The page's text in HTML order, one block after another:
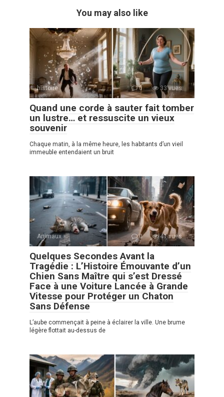
You may also like
histoire 0 33 vues
Quand une corde à sauter fait tomber
un lustre… et ressuscite un vieux
souvenir
Chaque matin, à la même heure, les habitants d’un vieil
immeuble entendaient un bruit
Animaux 0 41 vues
Quelques Secondes Avant la
Tragédie : L’Histoire Émouvante d’un
Chien Sans Maître qui s’est Dressé
Face à une Voiture Lancée à Grande
Vitesse pour Protéger un Chaton
Sans Défense
L’aube commençait à peine à éclairer la ville. Une brume
légère flottait au-dessus de